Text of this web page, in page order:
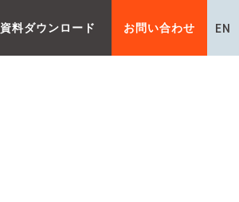
資料ダウンロード お問い合わせ EN